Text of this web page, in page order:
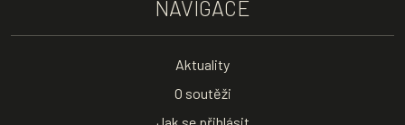
NAVIGACE
Aktuality
O soutěži